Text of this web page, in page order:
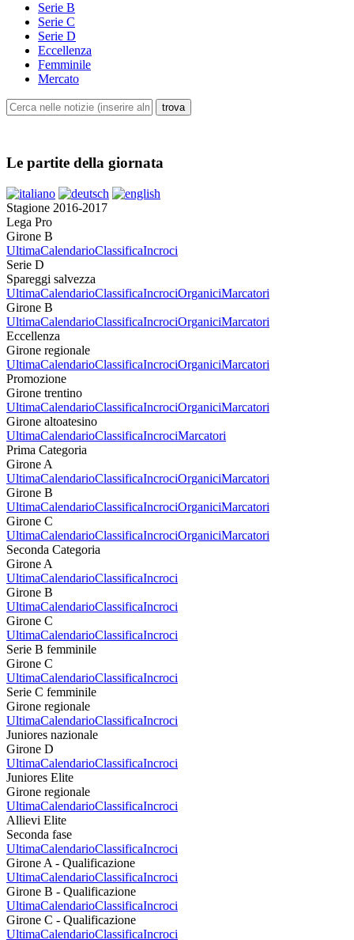
Serie B
Serie C
Serie D
Eccellenza
Femminile
Mercato
Le partite della giornata
Stagione 2016-2017
Lega Pro
Girone B
UltimaCalendarioClassificaIncroci
Serie D
Spareggi salvezza
UltimaCalendarioClassificaIncrociOrganiciMarcatori
Girone B
UltimaCalendarioClassificaIncrociOrganiciMarcatori
Eccellenza
Girone regionale
UltimaCalendarioClassificaIncrociOrganiciMarcatori
Promozione
Girone trentino
UltimaCalendarioClassificaIncrociOrganiciMarcatori
Girone altoatesino
UltimaCalendarioClassificaIncrociMarcatori
Prima Categoria
Girone A
UltimaCalendarioClassificaIncrociOrganiciMarcatori
Girone B
UltimaCalendarioClassificaIncrociOrganiciMarcatori
Girone C
UltimaCalendarioClassificaIncrociOrganiciMarcatori
Seconda Categoria
Girone A
UltimaCalendarioClassificaIncroci
Girone B
UltimaCalendarioClassificaIncroci
Girone C
UltimaCalendarioClassificaIncroci
Serie B femminile
Girone C
UltimaCalendarioClassificaIncroci
Serie C femminile
Girone regionale
UltimaCalendarioClassificaIncroci
Juniores nazionale
Girone D
UltimaCalendarioClassificaIncroci
Juniores Elite
Girone regionale
UltimaCalendarioClassificaIncroci
Allievi Elite
Seconda fase
UltimaCalendarioClassificaIncroci
Girone A - Qualificazione
UltimaCalendarioClassificaIncroci
Girone B - Qualificazione
UltimaCalendarioClassificaIncroci
Girone C - Qualificazione
UltimaCalendarioClassificaIncroci